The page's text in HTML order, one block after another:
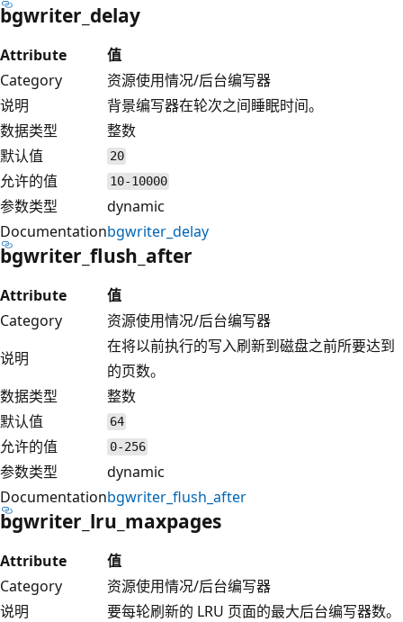
bgwriter_delay
Attribute
值
Category
资源使用情况/后台编写器
说明
背景编写器在轮次之间睡眠时间。
数据类型
整数
默认值
20
允许的值 10-10000
参数类型
dynamic
Documentationbgwriter_delay
bgwriter_flush_after
Attribute
值
Category
资源使用情况/后台编写器
说明
在将以前执行的写入刷新到磁盘之前所要达到
的页数。
数据类型
整数
默认值
64
允许的值 0-256
参数类型
dynamic
Documentationbgwriter_flush_after
bgwriter_lru_maxpages
Attribute
值
Category
资源使用情况/后台编写器
说明
要每轮刷新的 LRU 页面的最大后台编写器数。